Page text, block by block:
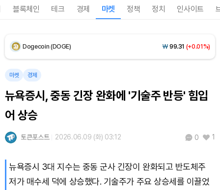
블록체인 테크 경제 마켓 정책 정치 인사이트
Bitcoin (BTC) 92,111,671 (+0.69%)
마켓 경제
뉴욕증시, 중동 긴장 완화에 '기술주 반등' 힘입
어 상승
토큰포스트 2026.06.09 (화) 03:12 0 1
뉴욕증시 3대 지수는 중동 군사 긴장이 완화되고 반도체주
저가 매수세 덕에 상승했다. 기술주가 주요 상승세를 이끌었